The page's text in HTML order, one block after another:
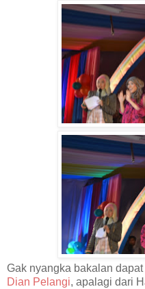
Gak nyangka bakalan dapat
Dian Pelangi, apalagi dari